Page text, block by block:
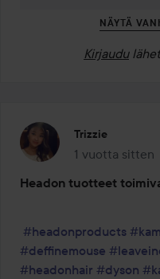
NÄYTÄ
Kirjaudu
Trizzie
1 vuotta sitten
Viesti luotiin 1
Headon tuotteet
#headonproducts
#deffinemouse
#headonhair #dyson